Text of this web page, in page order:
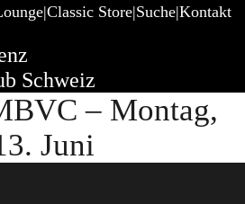
Classic Store Suche Kontakt
Schweiz
– Montag,
Juni